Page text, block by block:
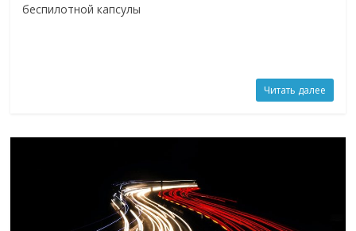
беспилотной капсулы
Читать далее